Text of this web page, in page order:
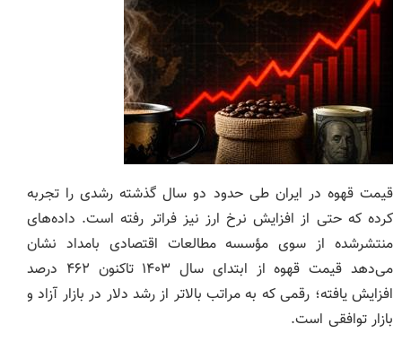
قیمت قهوه در ایران طی حدود دو سال گذشته رشدی را تجربه
کرده که حتی از افزایش نرخ ارز نیز فراتر رفته است. داده‌های
منتشرشده از سوی مؤسسه مطالعات اقتصادی بامداد نشان
می‌دهد قیمت قهوه از ابتدای سال ۱۴۰۳ تاکنون ۴۶۲ درصد
افزایش یافته؛ رقمی که به مراتب بالاتر از رشد دلار در بازار آزاد و
بازار توافقی است.